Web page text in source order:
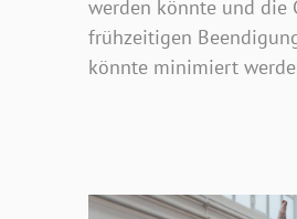
werden könnte und die
frühzeitigen
könnte minimiert